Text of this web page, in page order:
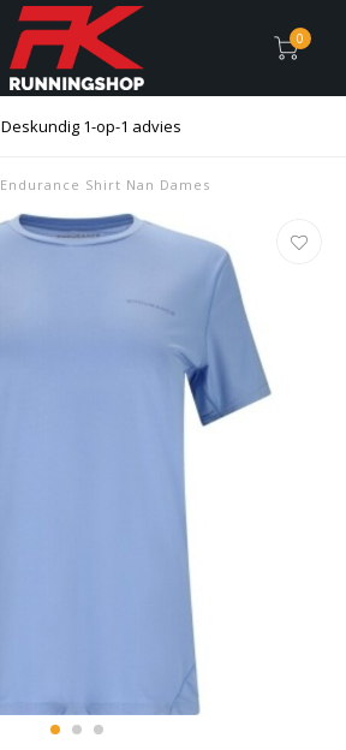
0
Deskundig 1-op-1 advies
Endurance Shirt Nan Dames